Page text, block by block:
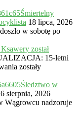
Śmiertelny
18 lipca, 2026
w sobotę po
został
15-letni
zostały
Śledztwo w
6 sierpnia, 2026
Wągrowcu nadzoruje